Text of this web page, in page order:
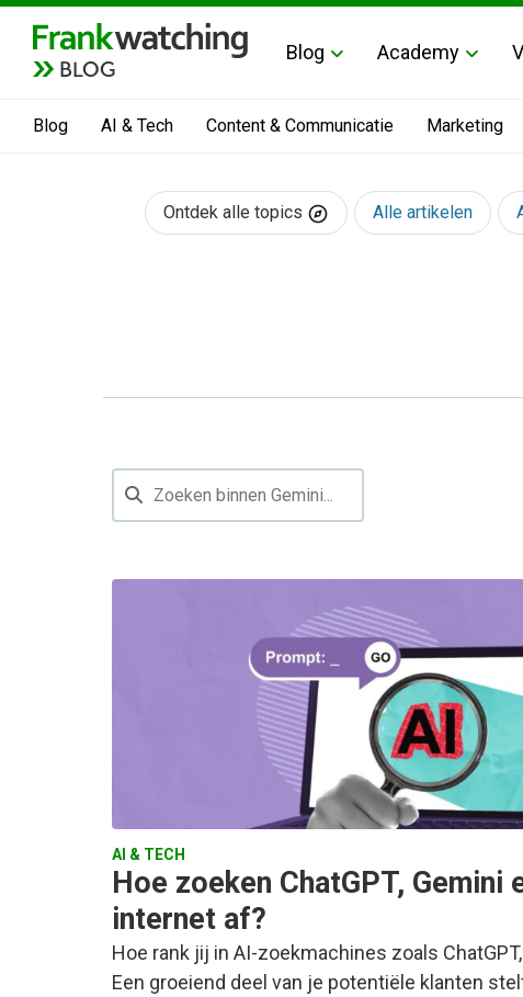
BLOG
Blog Academy
Blog AI & Tech Content & Communicatie Marketing
Ontdek alle topics Alle artikelen
AI & TECH
Hoe zoeken ChatGPT, Gemini
internet af?
Hoe rank jij in AI-zoekmachines zoals
Een groeiend deel van je potentiële klanten